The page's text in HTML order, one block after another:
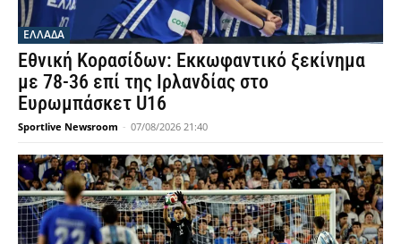
ΕΛΛΑΔΑ
Εθνική Κορασίδων: Εκκωφαντικό ξεκίνημα
με 78-36 επί της Ιρλανδίας στο
Ευρωμπάσκετ U16
Sportlive Newsroom - 07/08/2026 21:40